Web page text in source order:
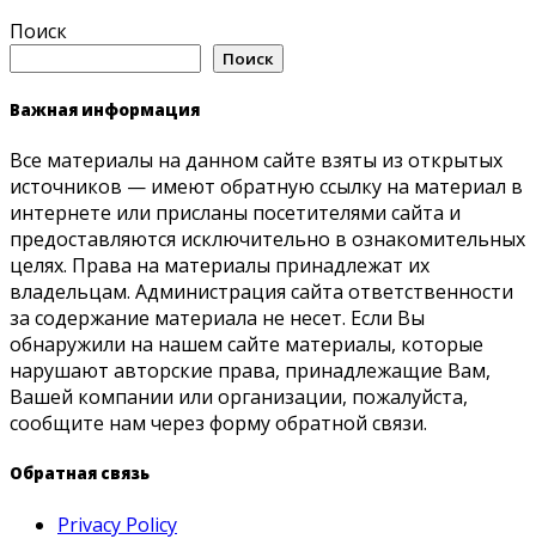
Поиск
Поиск
Важная информация
Все материалы на данном сайте взяты из открытых
источников — имеют обратную ссылку на материал в
интернете или присланы посетителями сайта и
предоставляются исключительно в ознакомительных
целях. Права на материалы принадлежат их
владельцам. Администрация сайта ответственности
за содержание материала не несет. Если Вы
обнаружили на нашем сайте материалы, которые
нарушают авторские права, принадлежащие Вам,
Вашей компании или организации, пожалуйста,
сообщите нам через форму обратной связи.
Обратная связь
Privacy Policy